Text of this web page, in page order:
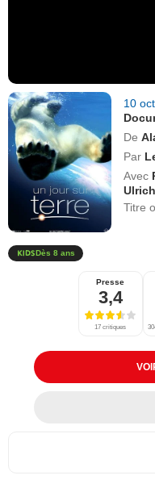
10
De
Par
Avec
Titre
Dès 8 ans
Presse
3,4
17 critiques